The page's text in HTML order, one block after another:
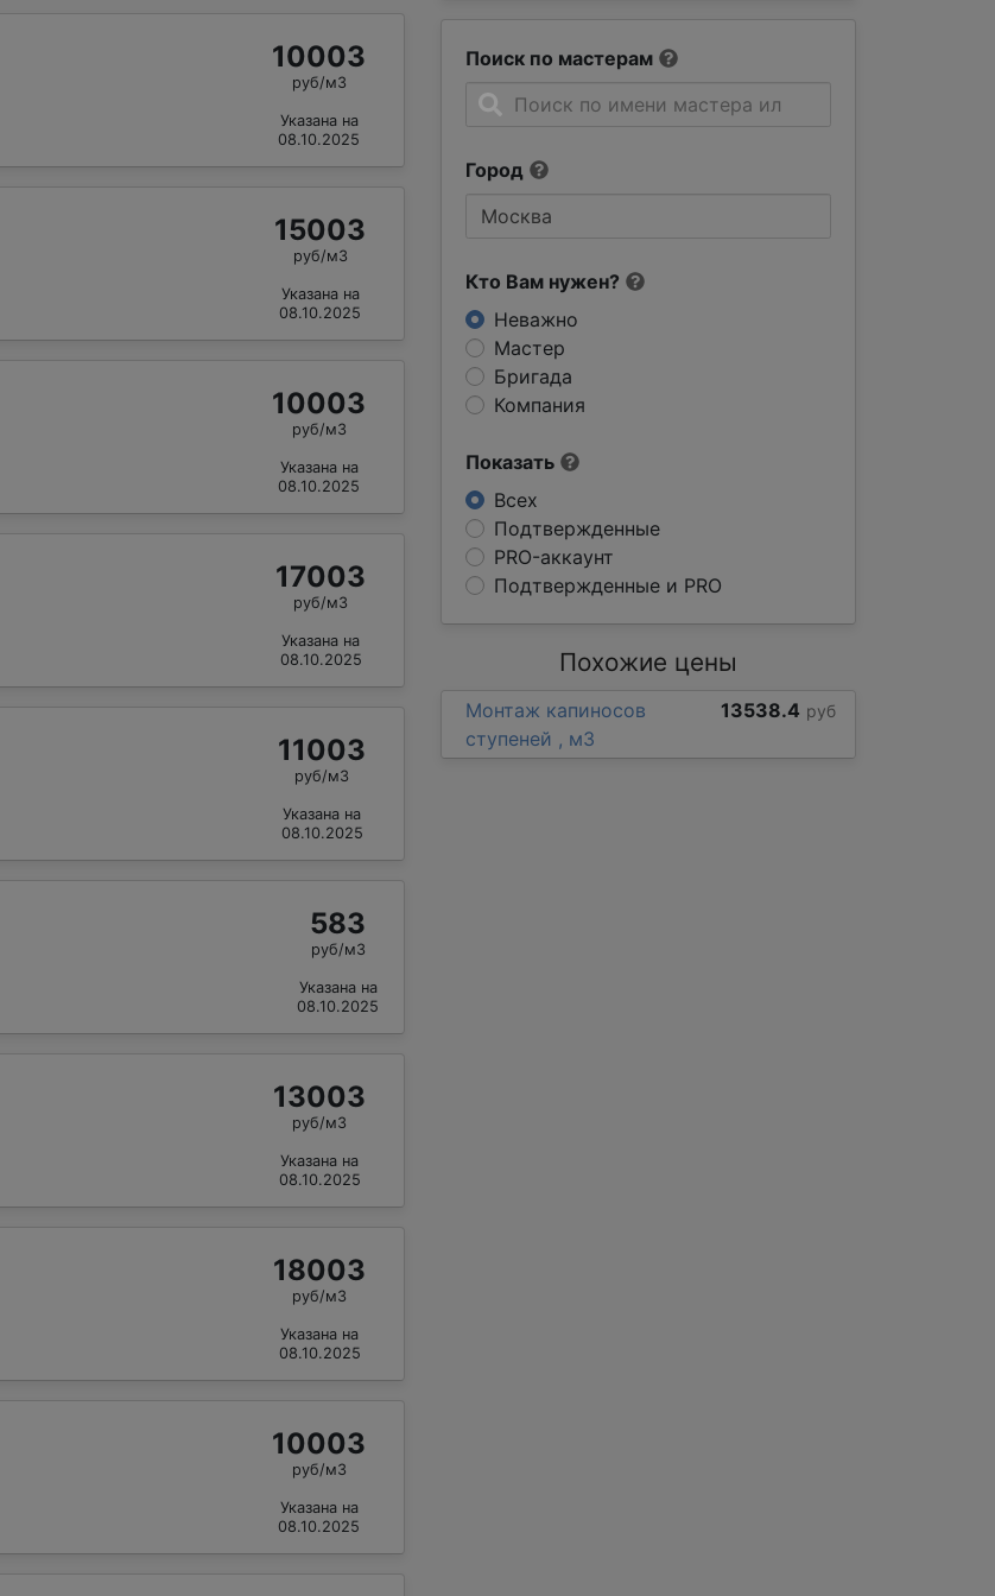
Поиск по мастерам
Город
Кто Вам нужен?
Неважно
Мастер
Бригада
Компания
Показать
Всех
Подтвержденные
PRO-аккаунт
Подтвержденные и PRO
10003
руб/м3
Указана на
08.10.2025
15003
руб/м3
Указана на
08.10.2025
10003
руб/м3
Указана на
08.10.2025
17003
руб/м3
Указана на
08.10.2025
11003
руб/м3
Указана на
08.10.2025
583
руб/м3
Указана на
08.10.2025
13003
руб/м3
Указана на
08.10.2025
18003
руб/м3
Указана на
08.10.2025
10003
руб/м3
Указана на
08.10.2025
Похожие цены
Монтаж капиносов
ступеней , м3
13538.4 руб